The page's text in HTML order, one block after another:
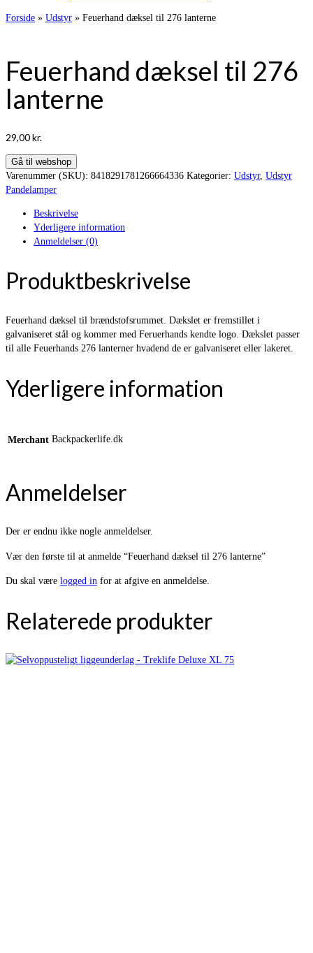
Forside » Udstyr » Feuerhand dæksel til 276 lanterne
Feuerhand dæksel til 276
lanterne
29,00kr.
Gå til webshop
Varenummer (SKU): 8418291781266664336 Kategorier: Udstyr, Udstyr
Pandelamper
Beskrivelse
Yderligere information
Anmeldelser (0)
Produktbeskrivelse
Feuerhand dæksel til brændstofsrummet. Dækslet er fremstillet i
galvaniseret stål og kommer med Feruerhands kendte logo. Dækslet passer
til alle Feuerhands 276 lanterner hvadend de er galvaniseret eller lakeret.
Yderligere information
Merchant Backpackerlife.dk
Anmeldelser
Der er endnu ikke nogle anmeldelser.
Vær den første til at anmelde “Feuerhand dæksel til 276 lanterne”
Du skal være logged in for at afgive en anmeldelse.
Relaterede produkter